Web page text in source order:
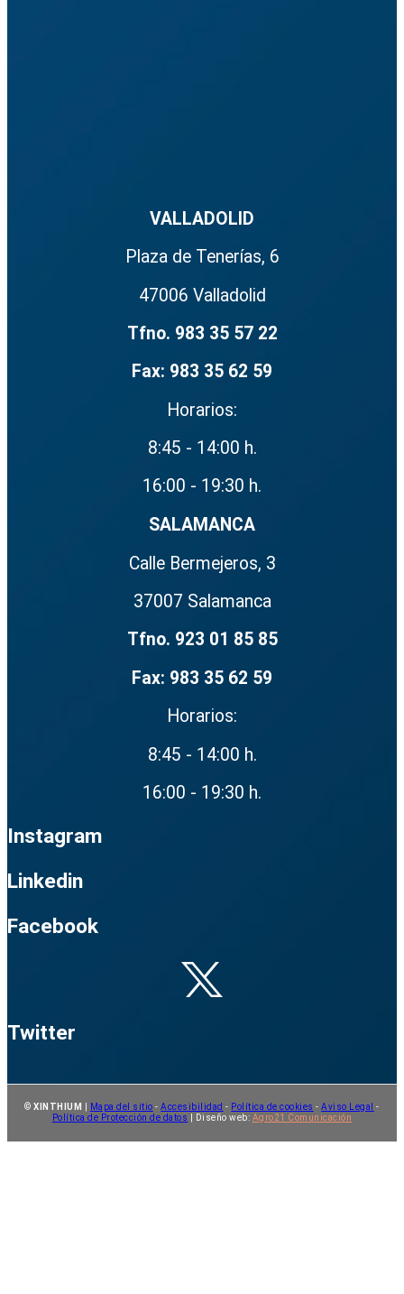
VALLADOLID
Plaza de Tenerías, 6
47006 Valladolid
Tfno. 983 35 57 22
Fax: 983 35 62 59
Horarios:
8:45 - 14:00 h.
16:00 - 19:30 h.
SALAMANCA
Calle Bermejeros, 3
37007 Salamanca
Tfno. 923 01 85 85
Fax: 983 35 62 59
Horarios:
8:45 - 14:00 h.
16:00 - 19:30 h.
Instagram
Linkedin
Facebook
Twitter
©XINTHIUM Mapa del sitio -Accesibilidad - Política de cookies -Aviso Legal
-
Política de Protección de datos
| Diseño web: Agro21 Comunicación